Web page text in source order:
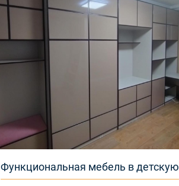
Функциональная мебель в детскую